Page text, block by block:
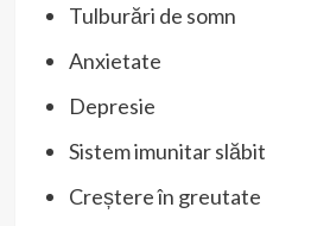
Tulburări de somn
Anxietate
Depresie
Sistem imunitar slăbit
Creștere în greutate